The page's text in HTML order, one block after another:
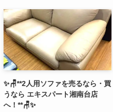
✨🪑**2人用ソファを売るなら・買
うなら エキスパート湘南台店
へ！**🪑✨